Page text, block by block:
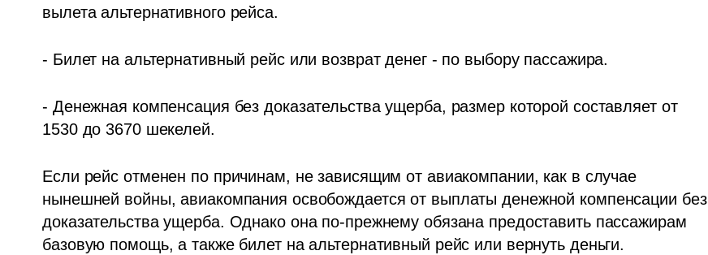
вылета альтернативного рейса.
- Билет на альтернативный рейс или возврат денег - по выбору пассажира.
- Денежная компенсация без доказательства ущерба, размер которой составляет от
1530 до 3670 шекелей.
Если рейс отменен по причинам, не зависящим от авиакомпании, как в случае
нынешней войны, авиакомпания освобождается от выплаты денежной компенсации без
доказательства ущерба. Однако она по-прежнему обязана предоставить пассажирам
базовую помощь, а также билет на альтернативный рейс или вернуть деньги.